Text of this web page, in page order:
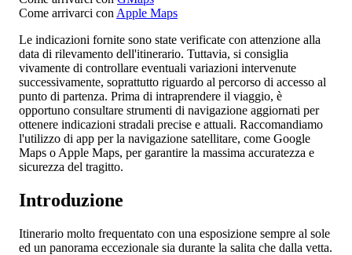
Come arrivarci con Apple Maps
Le indicazioni fornite sono state verificate con attenzione alla
data di rilevamento dell'itinerario. Tuttavia, si consiglia
vivamente di controllare eventuali variazioni intervenute
successivamente, soprattutto riguardo al percorso di accesso al
punto di partenza. Prima di intraprendere il viaggio, è
opportuno consultare strumenti di navigazione aggiornati per
ottenere indicazioni stradali precise e attuali. Raccomandiamo
l'utilizzo di app per la navigazione satellitare, come Google
Maps o Apple Maps, per garantire la massima accuratezza e
sicurezza del tragitto.
Introduzione
Itinerario molto frequentato con una esposizione sempre al sole
ed un panorama eccezionale sia durante la salita che dalla vetta.